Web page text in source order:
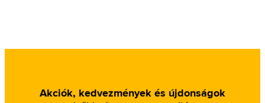
Akciók, kedvezmények és újdonságok